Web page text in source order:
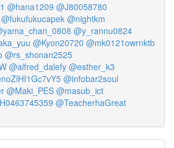
@hana1209 @J80058780
@fukufukucapek @nightkm
@y_rannu0824
@Kyon20720 @mk0121owrnktb
@rs_shonan2525
@alfred_dalefy @esther_k3
@infobar2soul
@Maki_PES @masub_ict
@TeacherhaGreat